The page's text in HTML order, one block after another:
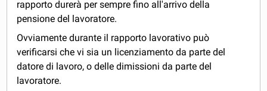
rapporto durerà per sempre fino all'arrivo della
pensione del lavoratore.
Ovviamente durante il rapporto lavorativo può
verificarsi che vi sia un licenziamento da parte del
datore di lavoro, o delle dimissioni da parte del
lavoratore.